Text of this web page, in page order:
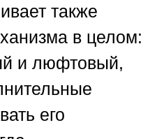
также
в целом:
и люфтовый,
его